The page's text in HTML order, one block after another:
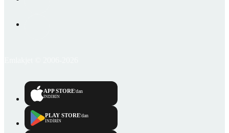
APP STORE'dan
İNDİRİN
PLAY STORE'dan
İNDİRİN